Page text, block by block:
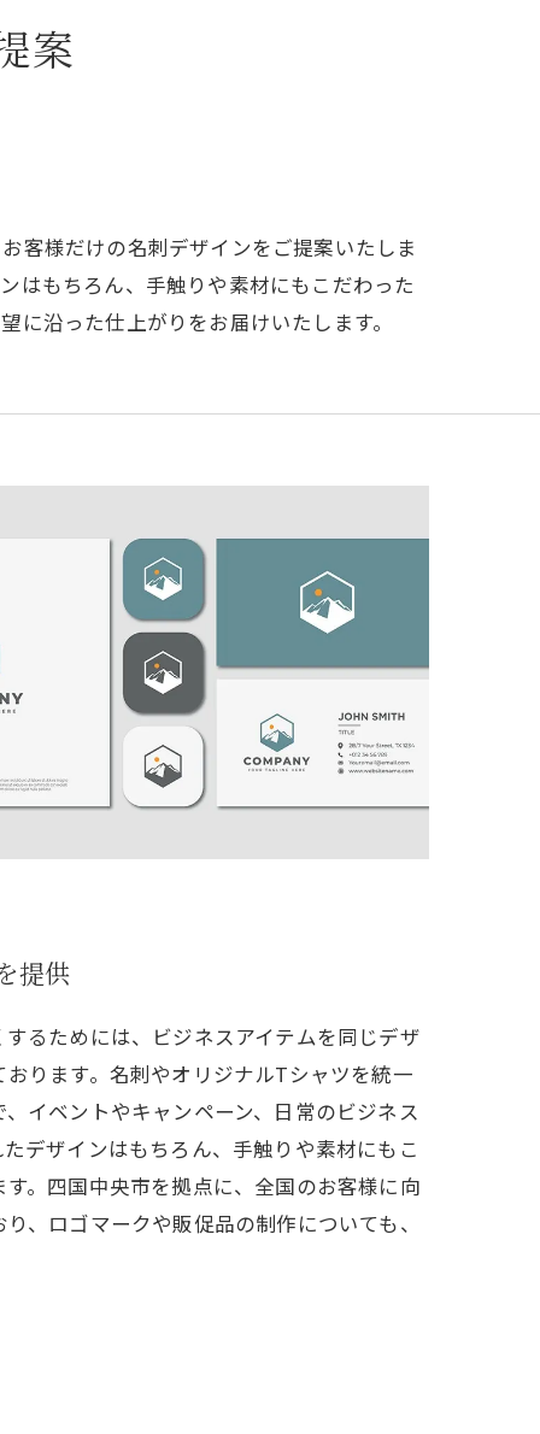
案
客様だけの名刺デザインをご提案いたしま
はもちろん、手触りや素材にもこだわった
沿った仕上がりをお届けいたします。
提供
るためには、ビジネスアイテムを同じデザ
ります。名刺やオリジナルTシャツを統一
イベントやキャンペーン、日常のビジネス
デザインはもちろん、手触りや素材にもこ
。四国中央市を拠点に、全国のお客様に向
、ロゴマークや販促品の制作についても、